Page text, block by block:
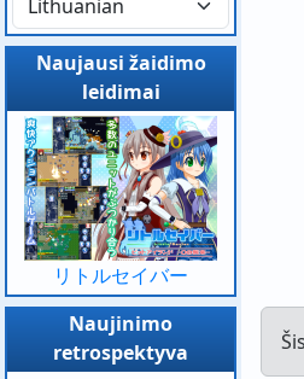
Naujausi žaidimo
leidimai
リトルセイバー
Naujinimo
retrospektyva